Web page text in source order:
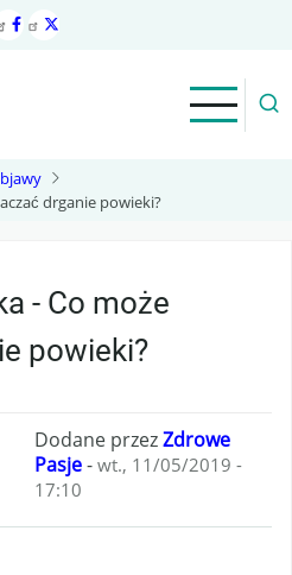
drganie powieki?
- Co może
powieki?
Dodane przezZdrowe
Pasje- wt., 11/05/2019 -
17:10